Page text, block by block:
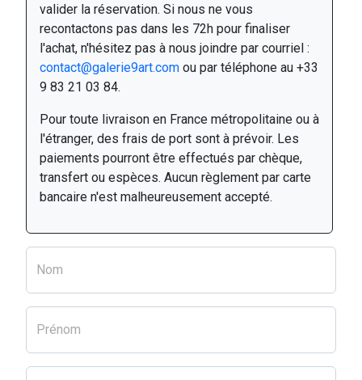
valider la réservation. Si nous ne vous
recontactons pas dans les 72h pour finaliser
l'achat, n'hésitez pas à nous joindre par courriel :
contact@galerie9art.com ou par téléphone au +33
9 83 21 03 84.
Pour toute livraison en France métropolitaine ou à
l'étranger, des frais de port sont à prévoir. Les
paiements pourront être effectués par chèque,
transfert ou espèces. Aucun règlement par carte
bancaire n'est malheureusement accepté.
Nom
Prénom